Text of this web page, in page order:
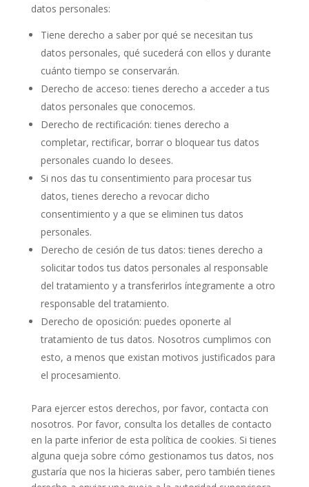
datos personales:
Tiene derecho a saber por qué se necesitan tus
datos personales, qué sucederá con ellos y durante
cuánto tiempo se conservarán.
Derecho de acceso: tienes derecho a acceder a tus
datos personales que conocemos.
Derecho de rectificación: tienes derecho a
completar, rectificar, borrar o bloquear tus datos
personales cuando lo desees.
Si nos das tu consentimiento para procesar tus
datos, tienes derecho a revocar dicho
consentimiento y a que se eliminen tus datos
personales.
Derecho de cesión de tus datos: tienes derecho a
solicitar todos tus datos personales al responsable
del tratamiento y a transferirlos íntegramente a otro
responsable del tratamiento.
Derecho de oposición: puedes oponerte al
tratamiento de tus datos. Nosotros cumplimos con
esto, a menos que existan motivos justificados para
el procesamiento.
Para ejercer estos derechos, por favor, contacta con
nosotros. Por favor, consulta los detalles de contacto
en la parte inferior de esta política de cookies. Si tienes
alguna queja sobre cómo gestionamos tus datos, nos
gustaría que nos la hicieras saber, pero también tienes